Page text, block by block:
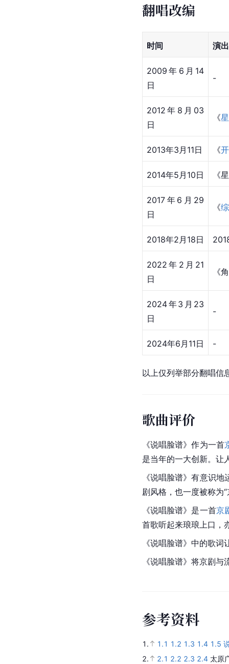
翻唱改编
时间 演出
2009年6月14
日
-
2012年8月03
日
《
2013年3月11日 《
2014年5月10日 《
2017年6月29
日
《
2018年2月18日
2022年2月21
日
《
2024年3月23
日
-
2024年6月11日 -
以上仅列举部分翻唱信
歌曲评价
《说唱脸谱》作为一首
是当年的一大创新。
《说唱脸谱》有意识
剧风格，也一度被称
《说唱脸谱》是一首京
首歌听起来琅琅上口
《说唱脸谱》中的歌
《说唱脸谱》将京剧
参考资料
1. 1.1 1.2 1.3 1.4 1.5
2.
2.1 2.2 2.3 2.4 太原